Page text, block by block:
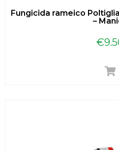
Fungicida rameico
–
€